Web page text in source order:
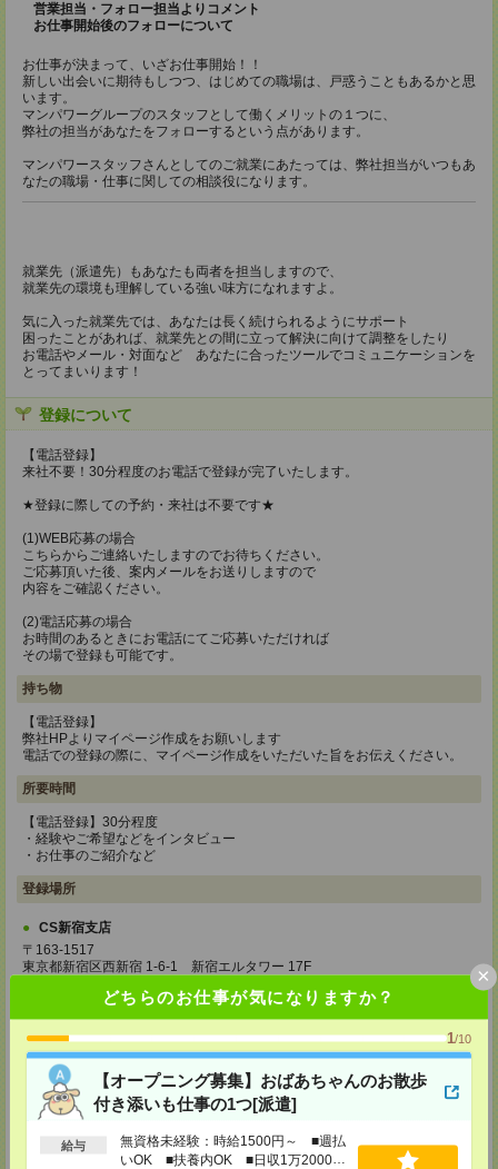
どちらのお仕事が気になりますか？
1/10
【オープニング募集】おばあちゃんのお散歩
付き添いも仕事の1つ[派遣]
給与
無資格未経験：時給1500円～ ■週払
いOK ■扶養内OK ■日収1万2000円
×
営業担当・フォロー担当よりコメント
お仕事開始後のフォローについて
お仕事が決まって、いざお仕事開始！！
新しい出会いに期待もしつつ、はじめての職場は、戸惑うこともあるかと思
います。
マンパワーグループのスタッフとして働くメリットの１つに、
弊社の担当があなたをフォローするという点があります。
マンパワースタッフさんとしてのご就業にあたっては、弊社担当がいつもあ
なたの職場・仕事に関しての相談役になります。
就業先（派遣先）もあなたも両者を担当しますので、
就業先の環境も理解している強い味方になれますよ。
気に入った就業先では、あなたは長く続けられるようにサポート
困ったことがあれば、就業先との間に立って解決に向けて調整をしたり
お電話やメール・対面など あなたに合ったツールでコミュニケーションを
とってまいります！
登録について
【電話登録】
来社不要！30分程度のお電話で登録が完了いたします。
★登録に際しての予約・来社は不要です★
(1)WEB応募の場合
こちらからご連絡いたしますのでお待ちください。
ご応募頂いた後、案内メールをお送りしますので
内容をご確認ください。
(2)電話応募の場合
お時間のあるときにお電話にてご応募いただければ
その場で登録も可能です。
持ち物
【電話登録】
弊社HPよりマイページ作成をお願いします
電話での登録の際に、マイページ作成をいただいた旨をお伝えください。
所要時間
【電話登録】30分程度
・経験やご希望などをインタビュー
・お仕事のご紹介など
登録場所
CS新宿支店
〒163-1517
東京都新宿区西新宿 1-6-1 新宿エルタワー 17F
CS_SHINJUKU@manpowergroup.jp
担当：採用担当
CS立川支店
〒190-0012
東京都立川市曙町2-34-7 ファーレイーストビル 8F
TEL：0120-659-460
MAIL：
CS_TACHIKAWA@manpowergroup.jp
担当：採用担当